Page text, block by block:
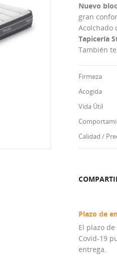
Nuevo
gran
Acolchado
Tapicería
También
Firmeza
Acogida
Vida Útil
Calidad /
Plazo de
El plazo
Covid-19
entrega.